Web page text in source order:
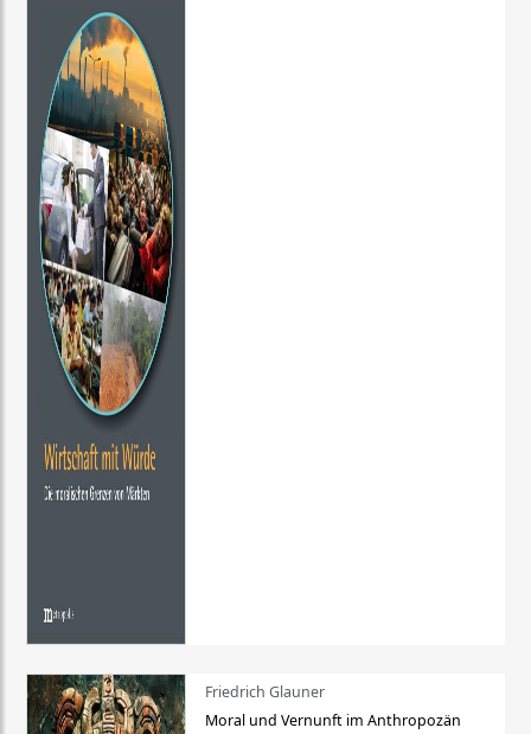
Friedrich Glauner
Moral und Vernunft im Anthropozän